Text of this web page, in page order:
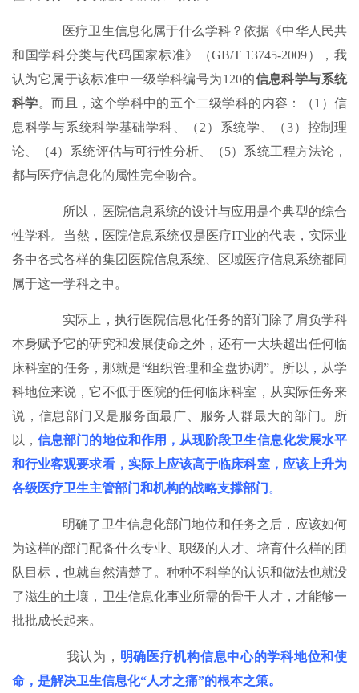
医疗卫生信息化属于什么学科？依据《中华人民共
和国学科分类与代码国家标准》（GB/T 13745-2009），我
认为它属于该标准中一级学科编号为120的信息科学与系统
科学。而且，这个学科中的五个二级学科的内容：（1）信
息科学与系统科学基础学科、（2）系统学、（3）控制理
论、（4）系统评估与可行性分析、（5）系统工程方法论，
都与医疗信息化的属性完全吻合。
所以，医院信息系统的设计与应用是个典型的综合
性学科。当然，医院信息系统仅是医疗IT业的代表，实际业
务中各式各样的集团医院信息系统、区域医疗信息系统都同
属于这一学科之中。
实际上，执行医院信息化任务的部门除了肩负学科
本身赋予它的研究和发展使命之外，还有一大块超出任何临
床科室的任务，那就是“组织管理和全盘协调”。所以，从学
科地位来说，它不低于医院的任何临床科室，从实际任务来
说，信息部门又是服务面最广、服务人群最大的部门。所
以，信息部门的地位和作用，从现阶段卫生信息化发展水平
和行业客观要求看，实际上应该高于临床科室，应该上升为
各级医疗卫生主管部门和机构的战略支撑部门 。
明确了卫生信息化部门地位和任务之后，应该如何
为这样的部门配备什么专业、职级的人才、培育什么样的团
队目标，也就自然清楚了。种种不科学的认识和做法也就没
了滋生的土壤，卫生信息化事业所需的骨干人才，才能够一
批批成长起来。
我认为， 明确医疗机构信息中心的学科地位和使
命，是解决卫生信息化“人才之痛”的根本之策。